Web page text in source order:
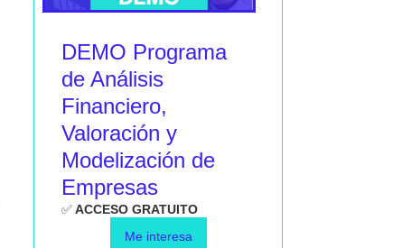
DEMO Programa
de Análisis
Financiero,
Valoración y
Modelización de
Empresas
✅ACCESO GRATUITO
Me interesa